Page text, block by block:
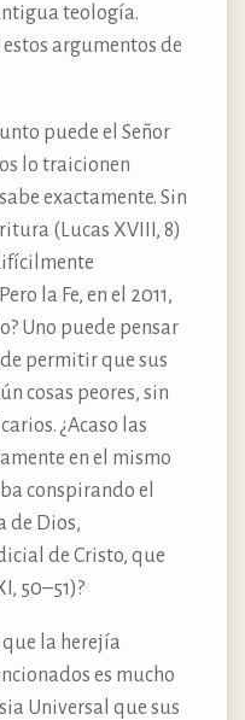
teología.
argumentos de
puede el Señor
lo traicionen
exactamente. Sin
(Lucas XVIII, 8)
la Fe, en el 2011,
Uno puede pensar
permitir que sus
cosas peores, sin
¿Acaso las
en el mismo
conspirando el
de Dios,
de Cristo, que
50–51)?
que la herejía
es mucho
Universal que sus